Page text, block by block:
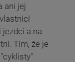
ani jej
a na
Tím, že je